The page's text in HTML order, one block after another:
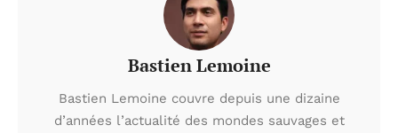
Bastien Lemoine
Bastien Lemoine couvre depuis une dizaine
d’années l’actualité des mondes sauvages et